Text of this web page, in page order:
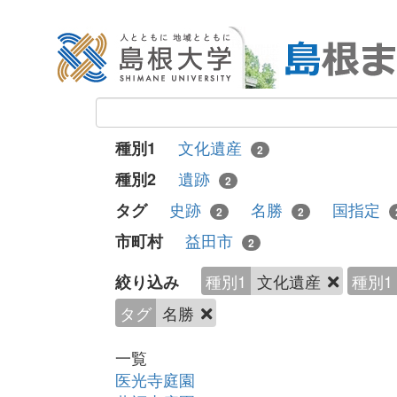
種別1 文化遺産 2
種別2 遺跡 2
タグ 史跡 2 名勝 2 国指定
市町村 益田市 2
絞り込み 種別1 文化遺産
種別1
タグ 名勝
一覧
医光寺庭園